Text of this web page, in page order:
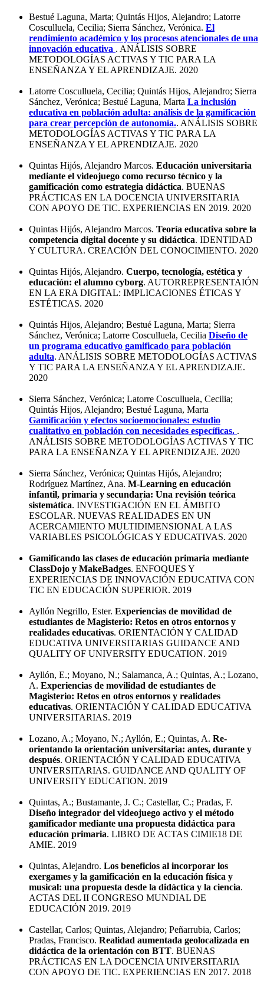
Bestué Laguna, Marta; Quintás Hijos, Alejandro; Latorre
Cosculluela, Cecilia; Sierra Sánchez, Verónica. El
rendimiento académico y los procesos atencionales de una
innovación educativa . ANÁLISIS SOBRE
METODOLOGÍAS ACTIVAS Y TIC PARA LA
ENSEÑANZA Y EL APRENDIZAJE. 2020
Latorre Cosculluela, Cecilia; Quintás Hijos, Alejandro; Sierra
Sánchez, Verónica; Bestué Laguna, Marta La inclusión
educativa en población adulta: análisis de la gamificación
para crear percepción de autonomía.. ANÁLISIS SOBRE
METODOLOGÍAS ACTIVAS Y TIC PARA LA
ENSEÑANZA Y EL APRENDIZAJE. 2020
Quintas Hijós, Alejandro Marcos. Educación universitaria
mediante el videojuego como recurso técnico y la
gamificación como estrategia didáctica. BUENAS
PRÁCTICAS EN LA DOCENCIA UNIVERSITARIA
CON APOYO DE TIC. EXPERIENCIAS EN 2019. 2020
Quintas Hijós, Alejandro Marcos. Teoría educativa sobre la
competencia digital docente y su didáctica. IDENTIDAD
Y CULTURA. CREACIÓN DEL CONOCIMIENTO. 2020
Quintas Hijós, Alejandro. Cuerpo, tecnología, estética y
educación: el alumno cyborg. AUTORREPRESENTAIÓN
EN LA ERA DIGITAL: IMPLICACIONES ÉTICAS Y
ESTÉTICAS. 2020
Quintás Hijos, Alejandro; Bestué Laguna, Marta; Sierra
Sánchez, Verónica; Latorre Cosculluela, Cecilia Diseño de
un programa educativo gamificado para población
adulta. ANÁLISIS SOBRE METODOLOGÍAS ACTIVAS
Y TIC PARA LA ENSEÑANZA Y EL APRENDIZAJE.
2020
Sierra Sánchez, Verónica; Latorre Cosculluela, Cecilia;
Quintás Hijos, Alejandro; Bestué Laguna, Marta
Gamificación y efectos socioemocionales: estudio
cualitativo en población con necesidades específicas. .
ANÁLISIS SOBRE METODOLOGÍAS ACTIVAS Y TIC
PARA LA ENSEÑANZA Y EL APRENDIZAJE. 2020
Sierra Sánchez, Verónica; Quintas Hijós, Alejandro;
Rodríguez Martínez, Ana. M-Learning en educación
infantil, primaria y secundaria: Una revisión teórica
sistemática. INVESTIGACIÓN EN EL ÁMBITO
ESCOLAR. NUEVAS REALIDADES EN UN
ACERCAMIENTO MULTIDIMENSIONAL A LAS
VARIABLES PSICOLÓGICAS Y EDUCATIVAS. 2020
Gamificando las clases de educación primaria mediante
ClassDojo y MakeBadges. ENFOQUES Y
EXPERIENCIAS DE INNOVACIÓN EDUCATIVA CON
TIC EN EDUCACIÓN SUPERIOR. 2019
Ayllón Negrillo, Ester. Experiencias de movilidad de
estudiantes de Magisterio: Retos en otros entornos y
realidades educativas. ORIENTACIÓN Y CALIDAD
EDUCATIVA UNIVERSITARIAS GUIDANCE AND
QUALITY OF UNIVERSITY EDUCATION. 2019
Ayllón, E.; Moyano, N.; Salamanca, A.; Quintas, A.; Lozano,
A. Experiencias de movilidad de estudiantes de
Magisterio: Retos en otros entornos y realidades
educativas. ORIENTACIÓN Y CALIDAD EDUCATIVA
UNIVERSITARIAS. 2019
Lozano, A.; Moyano, N.; Ayllón, E.; Quintas, A. Re-
orientando la orientación universitaria: antes, durante y
después. ORIENTACIÓN Y CALIDAD EDUCATIVA
UNIVERSITARIAS. GUIDANCE AND QUALITY OF
UNIVERSITY EDUCATION. 2019
Quintas, A.; Bustamante, J. C.; Castellar, C.; Pradas, F.
Diseño integrador del videojuego activo y el método
gamificador mediante una propuesta didáctica para
educación primaria. LIBRO DE ACTAS CIMIE18 DE
AMIE. 2019
Quintas, Alejandro. Los beneficios al incorporar los
exergames y la gamificación en la educación física y
musical: una propuesta desde la didáctica y la ciencia.
ACTAS DEL II CONGRESO MUNDIAL DE
EDUCACIÓN 2019. 2019
Castellar, Carlos; Quintas, Alejandro; Peñarrubia, Carlos;
Pradas, Francisco. Realidad aumentada geolocalizada en
didáctica de la orientación con BTT. BUENAS
PRÁCTICAS EN LA DOCENCIA UNIVERSITARIA
CON APOYO DE TIC. EXPERIENCIAS EN 2017. 2018